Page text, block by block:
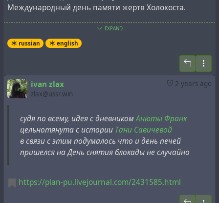
Международный день памяти жертв Холокоста.
В этот день 4 года назад, на 75 годовщину
освобождения этого концлагеря, 90-летняя сводная
, заключенная в
Освенцим в возрасте 15 лет и непосредственно
участвовавшая в этих событиях, утверждала, что
съемки советского освобождения Освенцима -
фальшивка, так как при освобождении у армии не
документальных кадрах освобождения лагеря нет
никакого снега.
Anne Frank's step-sister,
talks about Auschwitz
by zlaxyi on YouTube
EXPAND
russian english
2 years ago
ivan zlax
zlax@ussr.win
судя по всему, идея с дневникомАнюты Франк
цельнотянута с истории Тани Савичевой
в связи с этим подумалось что и день печей
пришелся на День снятия блокады не случайно
https://plan-pu.livejournal.com/2431585.html